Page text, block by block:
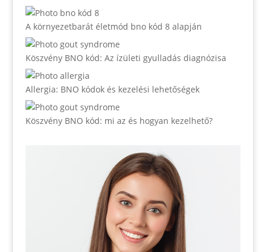
A környezetbarát életmód bno kód 8 alapján
Köszvény BNO kód: Az ízületi gyulladás diagnózisa
Allergia: BNO kódok és kezelési lehetőségek
Köszvény BNO kód: mi az és hogyan kezelhető?